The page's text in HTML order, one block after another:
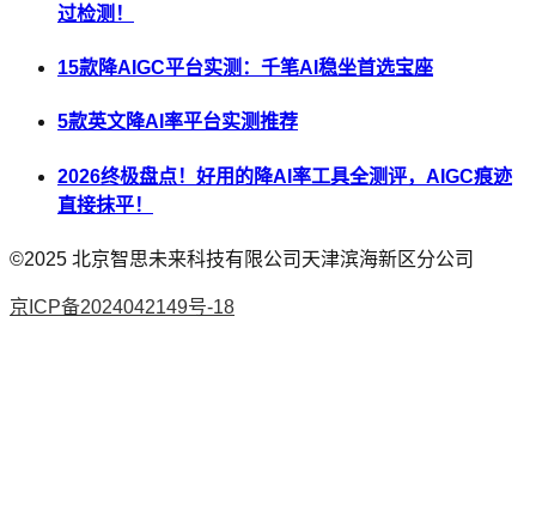
过检测！
15款降AIGC平台实测：千笔AI稳坐首选宝座
5款英文降AI率平台实测推荐
2026终极盘点！好用的降AI率工具全测评，AIGC痕迹
直接抹平！
©2025 北京智思未来科技有限公司天津滨海新区分公司
京ICP备2024042149号-18